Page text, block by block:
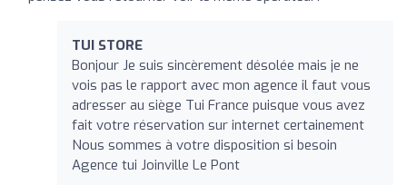
TUI STORE
Bonjour Je suis sincèrement désolée mais je ne
vois pas le rapport avec mon agence il faut vous
adresser au siège Tui France puisque vous avez
fait votre réservation sur internet certainement
Nous sommes à votre disposition si besoin
Agence tui Joinville Le Pont